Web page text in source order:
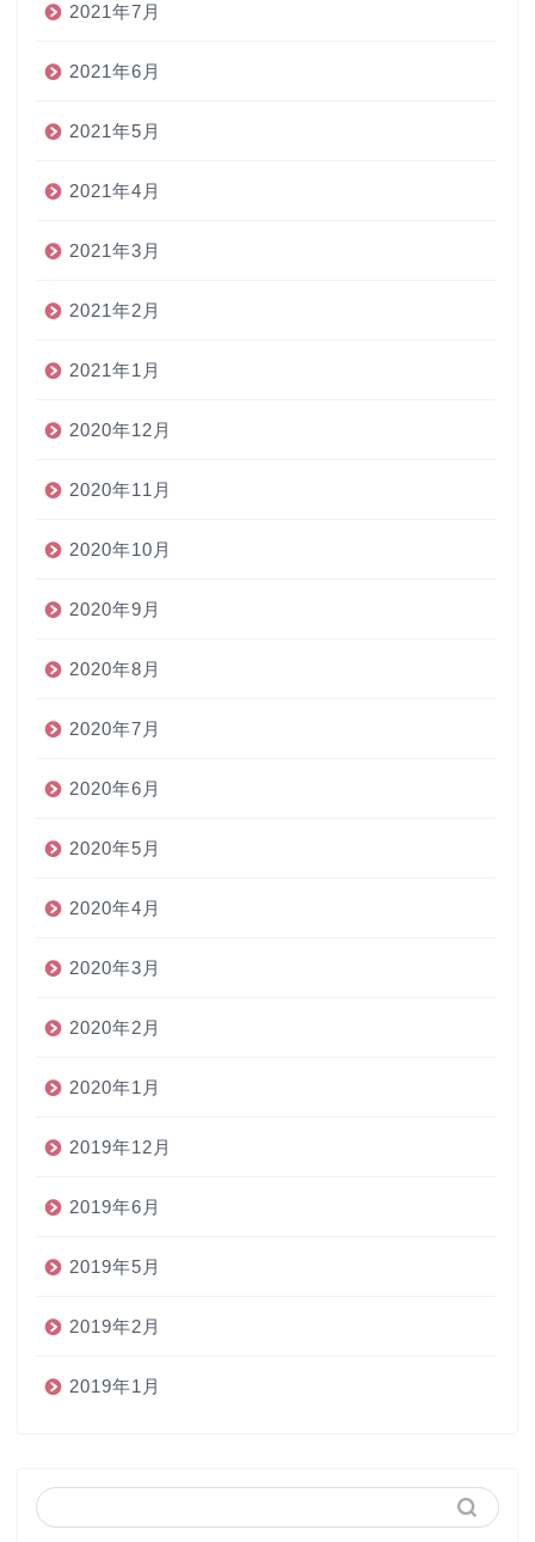
2021年7月
2021年6月
2021年5月
2021年4月
2021年3月
2021年2月
2021年1月
2020年12月
2020年11月
2020年10月
2020年9月
2020年8月
2020年7月
2020年6月
2020年5月
2020年4月
2020年3月
2020年2月
2020年1月
2019年12月
2019年6月
2019年5月
2019年2月
2019年1月
インク